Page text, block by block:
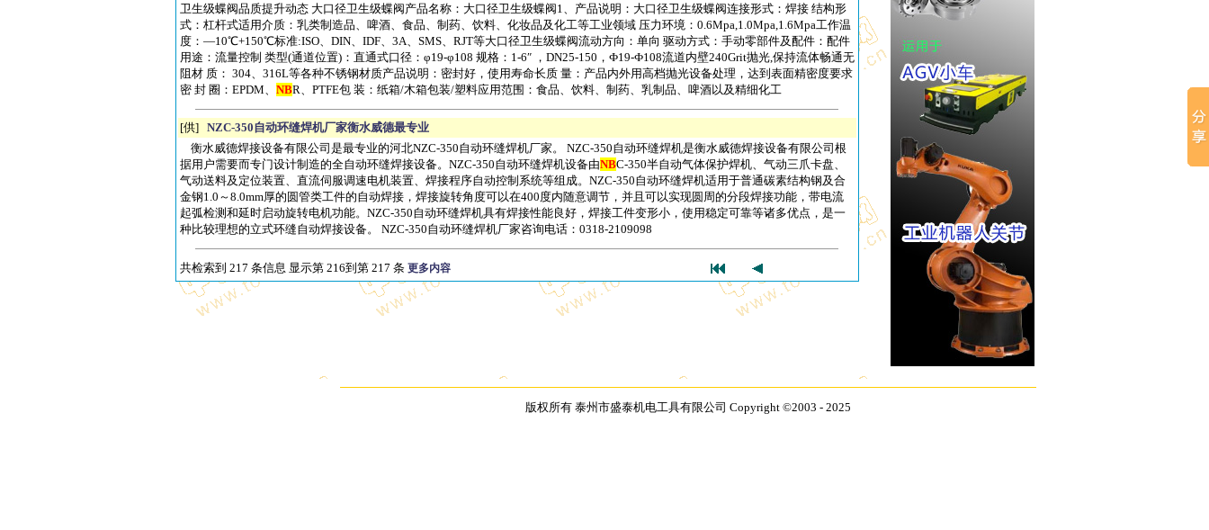
卫生级蝶阀品质提升动态 大口径卫生级蝶阀产品名称：大口径卫生级蝶阀1、产品说明：大口径卫生级蝶阀连接形式：焊接 结构形
式：杠杆式适用介质：乳类制造品、啤酒、食品、制药、饮料、化妆品及化工等工业领域 压力环境：0.6Mpa,1.0Mpa,1.6Mpa工作温
度：—10℃+150℃标准:ISO、DIN、IDF、3A、SMS、RJT等大口径卫生级蝶阀流动方向：单向 驱动方式：手动零部件及配件：配件
用途：流量控制 类型(通道位置)：直通式口径：φ19-φ108 规格：1-6″ ，DN25-150，Ф19-Ф108流道内壁240Grit抛光,保持流体畅通无
阻材 质： 304、316L等各种不锈钢材质产品说明：密封好，使用寿命长质 量：产品内外用高档抛光设备处理，达到表面精密度要求
密 封 圈：EPDM、 NBR、PTFE包 装：纸箱/木箱包装/塑料应用范围：食品、饮料、制药、乳制品、啤酒以及精细化工
[供] NZC-350自动环缝焊机厂家衡水威德最专业
衡水威德焊接设备有限公司是最专业的河北NZC-350自动环缝焊机厂家。 NZC-350自动环缝焊机是衡水威德焊接设备有限公司根
据用户需要而专门设计制造的全自动环缝焊接设备。NZC-350自动环缝焊机设备由NBC-350半自动气体保护焊机、气动三爪卡盘、
气动送料及定位装置、直流伺服调速电机装置、焊接程序自动控制系统等组成。NZC-350自动环缝焊机适用于普通碳素结构钢及合
金钢1.0～8.0mm厚的圆管类工件的自动焊接，焊接旋转角度可以在400度内随意调节，并且可以实现圆周的分段焊接功能，带电流
起弧检测和延时启动旋转电机功能。NZC-350自动环缝焊机具有焊接性能良好，焊接工件变形小，使用稳定可靠等诸多优点，是一
种比较理想的立式环缝自动焊接设备。 NZC-350自动环缝焊机厂家咨询电话：0318-2109098
共检索到 217 条信息 显示第 216到第 217 条 更多内容
版权所有 泰州市盛泰机电工具有限公司 Copyright ©2003 - 2025